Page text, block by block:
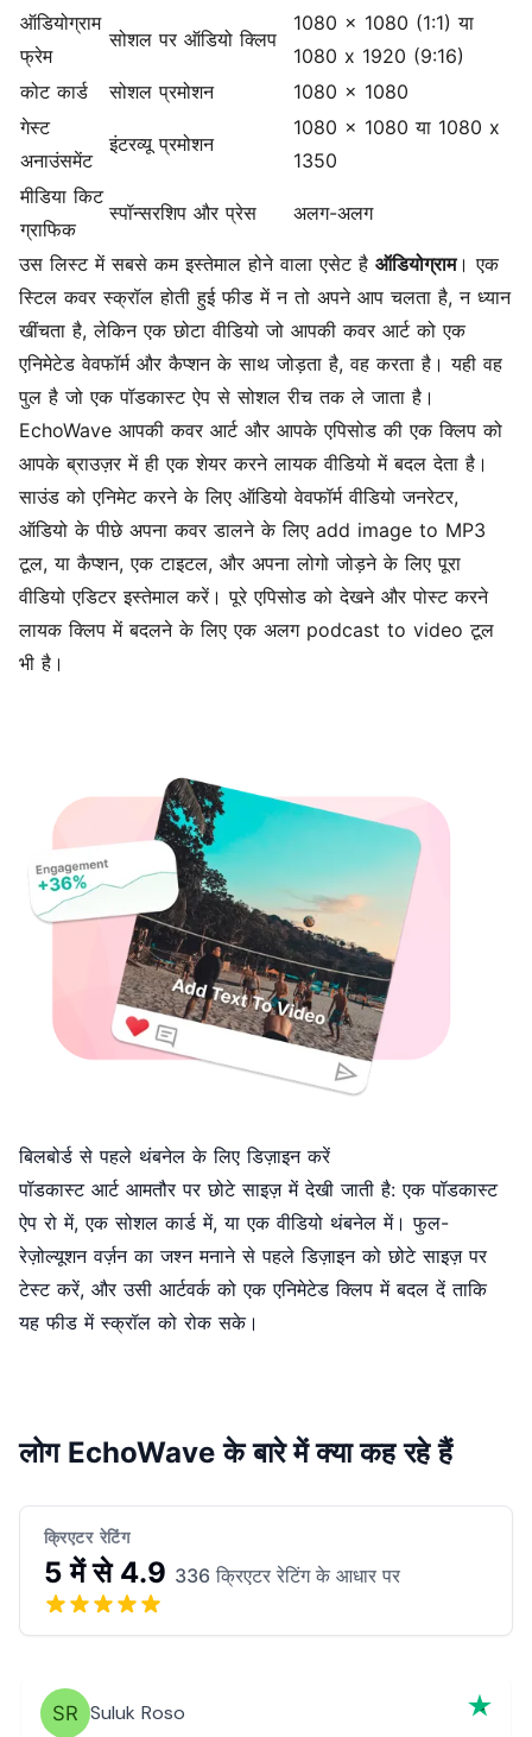
ऑडियोग्राम
फ्रेम
सोशल पर ऑडियो क्लिप
1080 x 1080 (1:1) या
1080 x 1920 (9:16)
कोट कार्ड
सोशल प्रमोशन
1080 x 1080
गेस्ट
अनाउंसमेंट
इंटरव्यू प्रमोशन
1080 x 1080 या 1080 x
1350
मीडिया किट
ग्राफिक
स्पॉन्सरशिप और प्रेस अलग-अलग
उस लिस्ट में सबसे कम इस्तेमाल होने वाला एसेट है ऑडियोग्राम। एक
स्टिल कवर स्क्रॉल होती हुई फीड में न तो अपने आप चलता है, न ध्यान
खींचता है, लेकिन एक छोटा वीडियो जो आपकी कवर आर्ट को एक
एनिमेटेड वेवफॉर्म और कैप्शन के साथ जोड़ता है, वह करता है। यही वह
पुल है जो एक पॉडकास्ट ऐप से सोशल रीच तक ले जाता है।
EchoWave आपकी कवर आर्ट और आपके एपिसोड की एक क्लिप को
आपके ब्राउज़र में ही एक शेयर करने लायक वीडियो में बदल देता है।
साउंड को एनिमेट करने के लिए ऑडियो वेवफॉर्म वीडियो जनरेटर,
ऑडियो के पीछे अपना कवर डालने के लिए add image to MP3
टूल, या कैप्शन, एक टाइटल, और अपना लोगो जोड़ने के लिए पूरा
वीडियो एडिटर इस्तेमाल करें। पूरे एपिसोड को देखने और पोस्ट करने
लायक क्लिप में बदलने के लिए एक अलग podcast to video टूल
भी है।
बिलबोर्ड से पहले थंबनेल के लिए डिज़ाइन करें
पॉडकास्ट आर्ट आमतौर पर छोटे साइज़ में देखी जाती है: एक पॉडकास्ट
ऐप रो में, एक सोशल कार्ड में, या एक वीडियो थंबनेल में। फुल-
रेज़ोल्यूशन वर्ज़न का जश्न मनाने से पहले डिज़ाइन को छोटे साइज़ पर
टेस्ट करें, और उसी आर्टवर्क को एक एनिमेटेड क्लिप में बदल दें ताकि
यह फीड में स्क्रॉल को रोक सके।
लोग EchoWave के बारे में क्या कह रहे हैं
क्रिएटर रेटिंग
5 में से 4.9 336 क्रिएटर रेटिंग के आधार पर